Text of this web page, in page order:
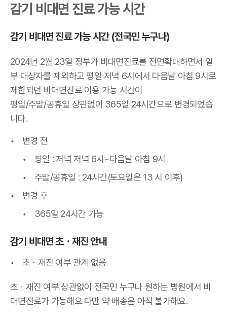
감기 비대면 진료 가능 시간
감기 비대면 진료 가능 시간 (전국민 누구나)
2024년 2월 23일 정부가 비대면진료를 전면확대하면서 일
부 대상자를 제외하고 평일 저녁 6시에서 다음날 아침 9시로
제한되던 비대면진료 이용 가능 시간이
평일/주말/공휴일 상관없이 365일 24시간으로 변경되었습
니다.
변경 전
평일 : 저녁 저녁 6시~다음날 아침 9시
주말/공휴일 : 24시간(토요일은 13 시 이후)
변경 후
365일 24시간 가능
감기 비대면 초ㆍ 재진 안내
초 ㆍ재진 여부 관계 없음
초 ㆍ재진 여부 상관없이 전국민 누구나 원하는 병원에서 비
대면진료가 가능해요다만 약 배송은 아직 불가해요.